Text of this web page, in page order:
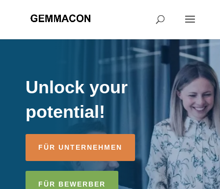
Unlock your
potential!
FÜR UNTERNEHMEN
FÜR BEWERBER